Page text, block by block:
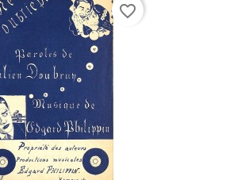
favorite_border